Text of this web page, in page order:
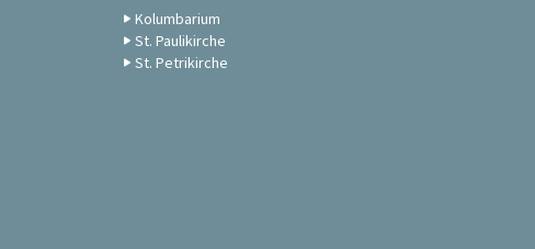
Kolumbarium
St. Paulikirche
St. Petrikirche